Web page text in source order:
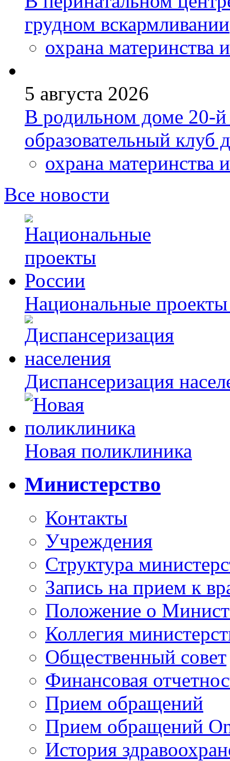
грудном вскармливании
охрана материнства
5 августа 2026
В родильном доме 20-
образовательный
охрана материнства
Все новости
Национальные
Диспансеризация
Новая поликлиника
Министерство
Контакты
Учреждения
Структура
Запись на прием к
Положение о
Коллегия
Общественный совет
Финансовая
Прием обращений
Прием обращений
История